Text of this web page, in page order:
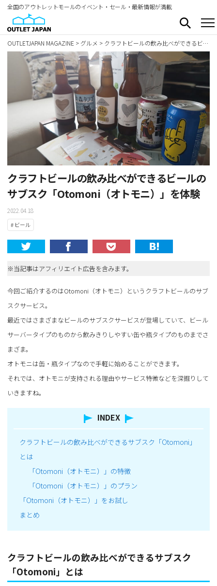
全国のアウトレットモールのイベント・セール・最新情報が満載
OUTLETJAPAN MAGAZINE > グルメ > クラフトビールの飲み比べができるビールのサブスク「Otomoni（オトモニ）」を体験
クラフトビールの飲み比べができるビールの
サブスク「Otomoni（オトモニ）」を体験
2022.04.18
# ビール
※当記事はアフィリエイト広告を含みます。
今回ご紹介するのはOtomoni（オトモニ）というクラフトビールのサブ
スクサービス。
最近ではさまざまなビールのサブスクサービスが登場していて、ビール
サーバータイプのものから飲みきりしやすい缶や瓶タイプのものまでさ
まざま。
オトモニは缶・瓶タイプなので手軽に始めることができます。
それでは、オトモニが支持される理由やサービス特徴などを深掘りして
いきますね。
INDEX
クラフトビールの飲み比べができるサブスク「Otomoni」
とは
「Otomoni（オトモニ）」の特徴
「Otomoni（オトモニ）」のプラン
「Otomoni（オトモニ）」をお試し
まとめ
クラフトビールの飲み比べができるサブスク
「Otomoni」とは